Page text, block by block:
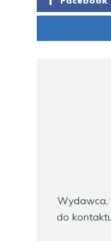
Wydawca,
do